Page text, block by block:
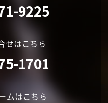
9225
せはこちら
1701
ムはこちら